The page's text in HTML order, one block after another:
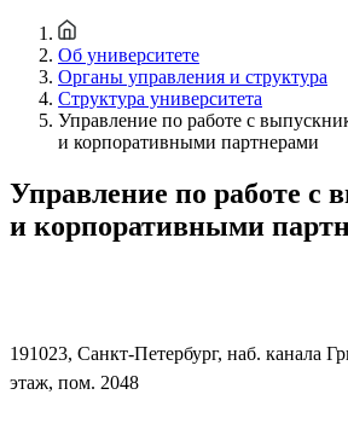
Об университете
Органы управления и структура
Структура университета
Управление по работе с
и корпоративными партнерами
Управление по работе с
и корпоративными
191023, Санкт-Петербург, наб. канала
этаж, пом. 2048